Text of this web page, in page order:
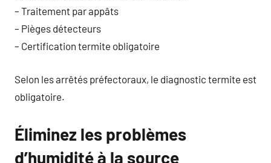
– Traitement par appâts
– Pièges détecteurs
– Certification termite obligatoire
Selon les arrêtés préfectoraux, le diagnostic termite est
obligatoire.
Éliminez les problèmes
d’humidité à la source